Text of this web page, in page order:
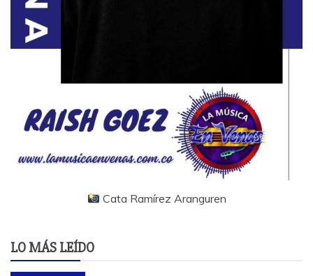
Cata Ramírez Aranguren
LO MÁS LEÍDO